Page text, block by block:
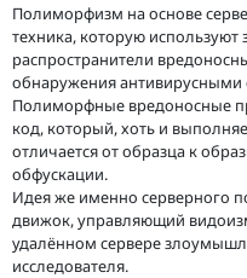
Полиморфизм на основе
техника, которую
распространители
обнаружения антивирусными
Полиморфные вредоносные
код, который, хоть и
отличается от образца к
обфускации.
Идея же именно серверного
движок, управляющий
удалённом сервере
исследователя.